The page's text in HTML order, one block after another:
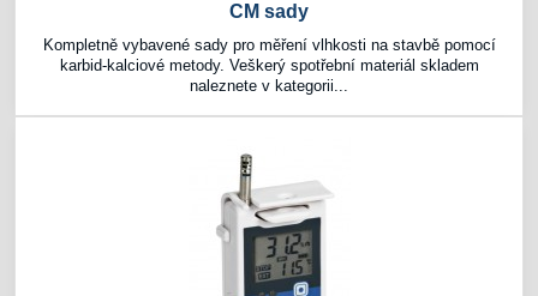
CM sady
Kompletně vybavené sady pro měření vlhkosti na stavbě pomocí
karbid-kalciové metody. Veškerý spotřební materiál skladem
naleznete v kategorii...